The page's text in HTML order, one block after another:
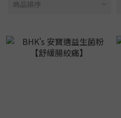
商品排序